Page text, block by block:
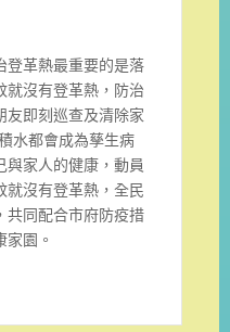
登革熱最重要的是落
就沒有登革熱，防治
友即刻巡查及清除家
水都會成為孳生病
與家人的健康，動員
就沒有登革熱，全民
共同配合市府防疫措
園。